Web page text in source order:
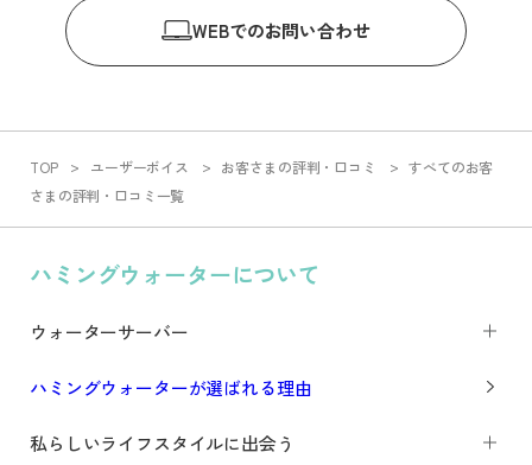
WEBでのお問い合わせ
TOP ユーザーボイス お客さまの評判・口コミ
すべてのお客
さまの評判・口コミ一覧
ハミングウォーターについて
ウォーターサーバー
ハミングウォーターが選ばれる理由
私らしいライフスタイルに出会う